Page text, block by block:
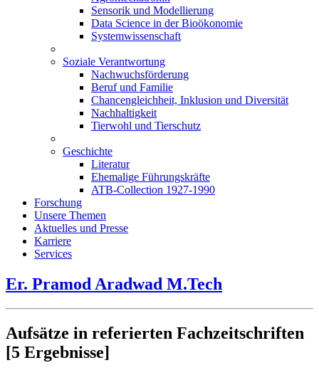
Sensorik und Modellierung
Data Science in der Bioökonomie
Systemwissenschaft
Soziale Verantwortung
Nachwuchsförderung
Beruf und Familie
Chancengleichheit, Inklusion und Diversität
Nachhaltigkeit
Tierwohl und Tierschutz
Geschichte
Literatur
Ehemalige Führungskräfte
ATB-Collection 1927-1990
Forschung
Unsere Themen
Aktuelles und Presse
Karriere
Services
Er. Pramod Aradwad M.Tech
Aufsätze in referierten Fachzeitschriften
[5 Ergebnisse]